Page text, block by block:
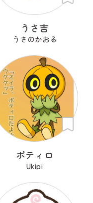
うさ吉
うさのかおる
ポティロ
Ukipi